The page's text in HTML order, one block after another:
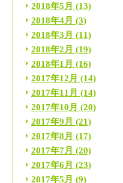
2018年5月 (13)
2018年4月 (3)
2018年3月 (11)
2018年2月 (19)
2018年1月 (16)
2017年12月 (14)
2017年11月 (14)
2017年10月 (20)
2017年9月 (21)
2017年8月 (17)
2017年7月 (20)
2017年6月 (23)
2017年5月 (9)